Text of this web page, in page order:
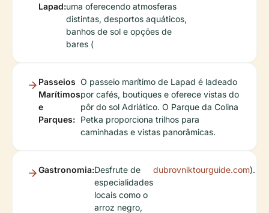
Lapad:uma oferecendo atmosferas
distintas, desportos aquáticos,
banhos de sol e opções de
bares (
Passeios
Marítimos
e
Parques:
O passeio marítimo de Lapad é ladeado
por cafés, boutiques e oferece vistas do
pôr do sol Adriático. O Parque da Colina
Petka proporciona trilhos para
caminhadas e vistas panorâmicas.
Gastronomia:Desfrute de
especialidades
locais como o
arroz negro,
dubrovniktourguide.com).